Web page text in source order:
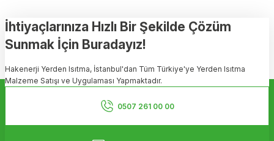
Görüş ve önerileriniz için teşekkür ederiz.
Ürün resmi kalitesiz, bozuk veya görüntülenemiyor.
Ürün açıklamasında eksik bilgiler bulunuyor.
Ürün bilgilerinde hatalar bulunuyor.
Ürün fiyatı diğer sitelerden daha pahalı.
Bu ürüne benzer farklı alternatifler olmalı.
İhtiyaçlarınıza Hızlı Bir Şekilde Çözüm
Sunmak İçin Buradayız!
Hakenerji Yerden Isıtma, İstanbul'dan Tüm Türkiye'ye Yerden Isıtma
Malzeme Satışı ve Uygulaması Yapmaktadır.
0507 261 00 00